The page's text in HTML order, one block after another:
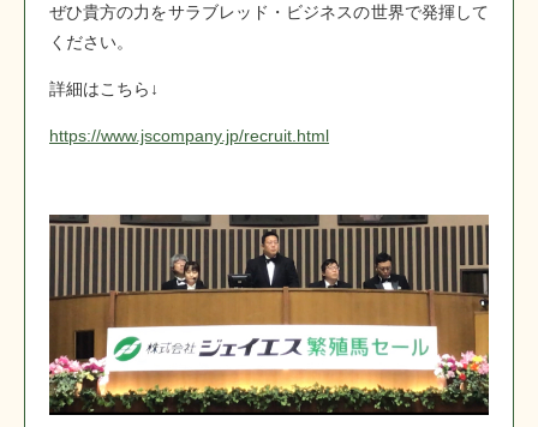
ぜひ貴方の力をサラブレッド・ビジネスの世界で発揮して
ください。
詳細はこちら↓
https://www.jscompany.jp/recruit.html